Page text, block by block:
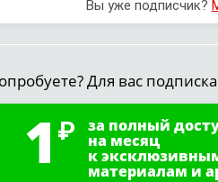
Вы уже подписчик?
Для вас
1 за полный
на месяц
к
материалам и